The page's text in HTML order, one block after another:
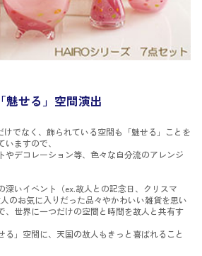
せる」空間演出
でなく、飾られている空間も「魅せる」ことを
ますので、
やデコレーション等、色々な自分流のアレンジ
深いイベント（ex.故人との記念日、クリスマ
のお気に入りだった品々やかわいい雑貨を思い
、世界に一つだけの空間と時間を故人と共有す
る」空間に、天国の故人もきっと喜ばれること